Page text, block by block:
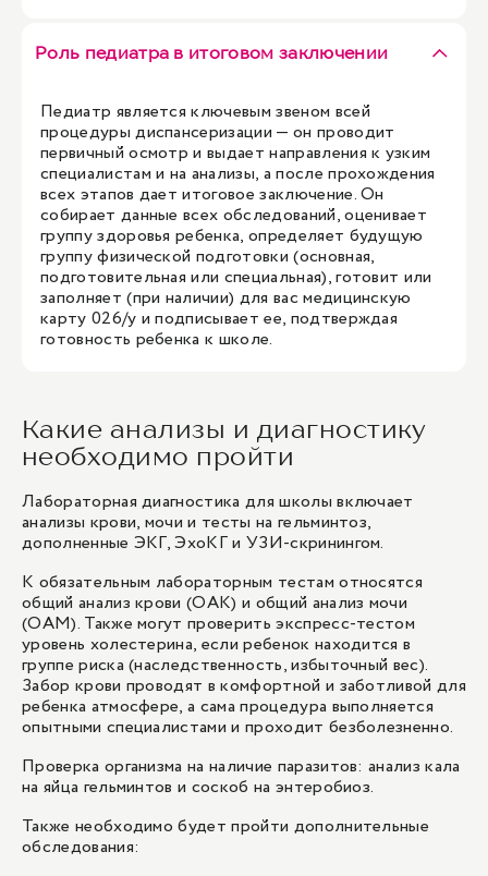
Роль педиатра в итоговом заключении
Педиатр является ключевым звеном всей
процедуры диспансеризации — он проводит
первичный осмотр и выдает направления к узким
специалистам и на анализы, а после прохождения
всех этапов дает итоговое заключение. Он
собирает данные всех обследований, оценивает
группу здоровья ребенка, определяет будущую
группу физической подготовки (основная,
подготовительная или специальная), готовит или
заполняет (при наличии) для вас медицинскую
карту 026/у и подписывает ее, подтверждая
готовность ребенка к школе.
Какие анализы и диагностику
необходимо пройти
Лабораторная диагностика для школы включает
анализы крови, мочи и тесты на гельминтоз,
дополненные ЭКГ, ЭхоКГ и УЗИ-скринингом.
К обязательным лабораторным тестам относятся
общий анализ крови (ОАК) и общий анализ мочи
(ОАМ). Также могут проверить экспресс-тестом
уровень холестерина, если ребенок находится в
группе риска (наследственность, избыточный вес).
Забор крови проводят в комфортной и заботливой для
ребенка атмосфере, а сама процедура выполняется
опытными специалистами и проходит безболезненно.
Проверка организма на наличие паразитов: анализ кала
на яйца гельминтов и соскоб на энтеробиоз.
Также необходимо будет пройти дополнительные
обследования: